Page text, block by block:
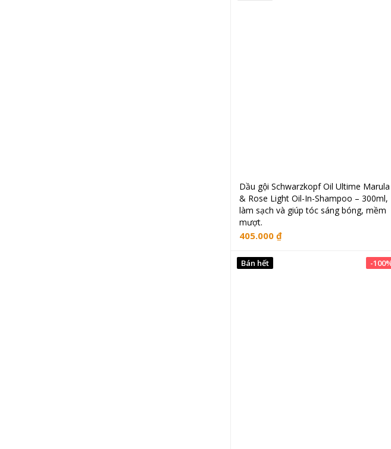
Đọc tiếp
Dầu gội Schwarzkopf Oil Ultime Marula
& Rose Light Oil-In-Shampoo – 300ml,
làm sạch và giúp tóc sáng bóng, mềm
mượt.
405.000 ₫
-100
Bán hết